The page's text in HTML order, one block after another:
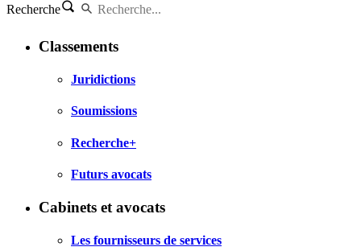
Recherche
Classements
Juridictions
Soumissions
Recherche+
Futurs avocats
Cabinets et avocats
Les fournisseurs de services